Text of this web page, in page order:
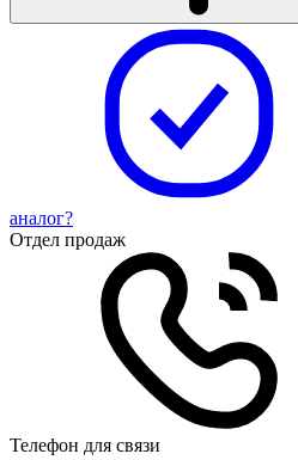
аналог?
Отдел продаж
Телефон для связи